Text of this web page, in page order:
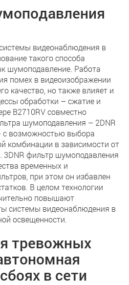
видеонаблюдения в
такого способа
шумоподавление. Работа
помех в видеоизображении
качество, но также влияет и
обработки – сжатие и
B2710RV совместно
шумоподавления – 2DNR
с возможностью выбора
комбинации в зависимости от
3DNR фильтр шумоподавления
временных и
при этом он избавлен
В целом технологии
повышают
системы видеонаблюдения в
освещенности.
тревожных
в сети